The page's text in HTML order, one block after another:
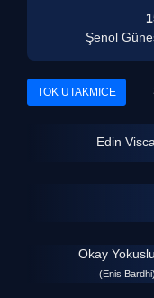
Şenol
TOK UTAKMICE
Edin Visca
Okay Yokuslu
(Enis Bardhi)